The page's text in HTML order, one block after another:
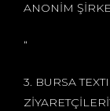
ANONİM
“
3. BURSA